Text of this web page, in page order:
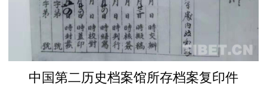
中国第二历史档案馆所存档案复印件